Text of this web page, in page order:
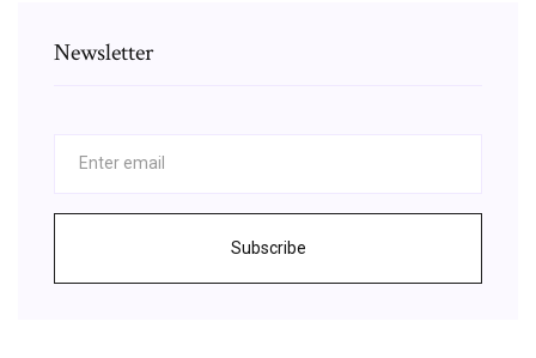
Newsletter
Subscribe